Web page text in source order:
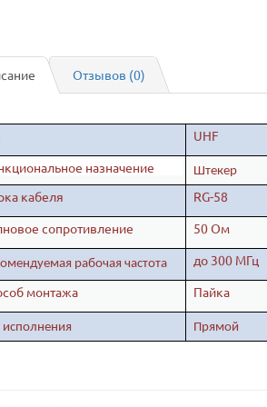
Отзывов (0)
UHF
назначение
Штекер
кабеля
RG-58
сопротивление
50 Ом
рабочая частота
до 300 МГц
монтажа
Пайка
исполнения Прямой